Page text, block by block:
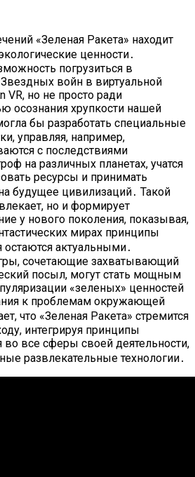
«Зеленая Ракета» находит
ценности․
погрузиться в
войн в виртуальной
VR, но не просто ради
осознания хрупкости нашей
бы разработать специальные
управляя, например,
с последствиями
на различных планетах, учатся
ресурсы и принимать
будущее цивилизаций․ Такой
но и формирует
у нового поколения, показывая,
мирах принципы
остаются актуальными․
сочетающие захватывающий
посыл, могут стать мощным
«зеленых» ценностей
к проблемам окружающей
что «Зеленая Ракета» стремится
интегрируя принципы
во все сферы своей деятельности,
развлекательные технологии․